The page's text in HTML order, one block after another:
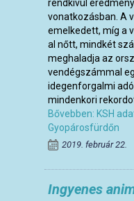
rendkívül
vonatkozásban. A
emelkedett, míg a
al nőtt, mindkét
meghaladja az
vendégszámmal
idegenforgalmi
mindenkori
Bővebben: KSH
Gyopárosfürdőn
2019. február 22.
Ingyenes